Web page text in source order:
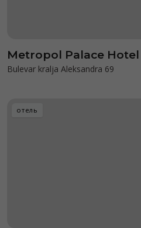
Metropol Palace
Bulevar kralja Aleksandra 69
отель